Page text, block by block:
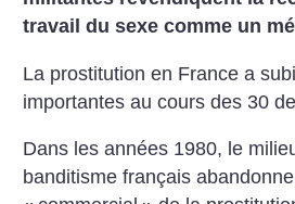
travail du sexe comme un
La prostitution en France a
importantes au cours des 30
Dans les années 1980, le
banditisme français